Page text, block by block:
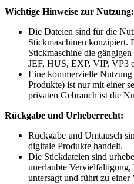
Wichtige Hinweise zur Nutzung:
Die Dateien sind für die
Stickmaschinen konzipiert.
Stickmaschine die
JEF, HUS, EXP, VIP, VP3
Eine kommerzielle
Produkte) ist nur mit einer
privaten Gebrauch ist die
Rückgabe und Urheberrecht:
Rückgabe und Umtausch
digitale Produkte handelt.
Die Stickdateien sind
unerlaubte Vervielfältigung,
untersagt und führt zu einer